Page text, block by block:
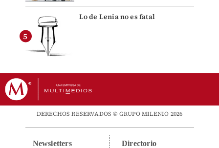
Lo de Lenia no es fatal
DERECHOS RESERVADOS © GRUPO MILENIO 2026
Newsletters Directorio